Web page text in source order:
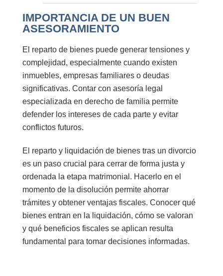
IMPORTANCIA DE UN BUEN
ASESORAMIENTO
El reparto de bienes puede generar tensiones y
complejidad, especialmente cuando existen
inmuebles, empresas familiares o deudas
significativas. Contar con asesoría legal
especializada en derecho de familia permite
defender los intereses de cada parte y evitar
conflictos futuros.
El reparto y liquidación de bienestras un divorcio
es un paso crucial para cerrar de forma justa y
ordenada la etapa matrimonial. Hacerlo en el
momento de la disolución permite ahorrar
trámites y obtener ventajas fiscales. Conocer qué
bienes entran en la liquidación, cómo se valoran
y qué beneficios fiscales se aplican resulta
fundamental para tomar decisiones informadas.